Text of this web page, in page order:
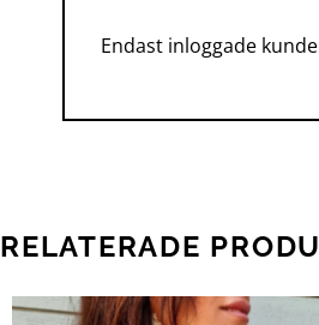
Endast inloggade
RELATERADE